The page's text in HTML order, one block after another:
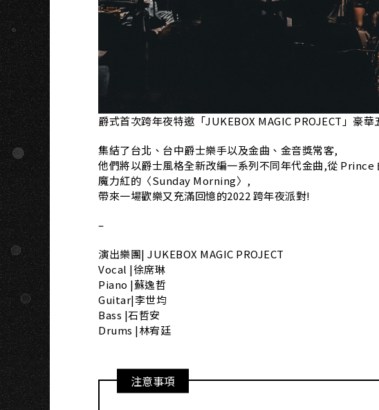
爵式首次跨年夜特邀「JUKEBOX MAGIC PROJECT」豪華
集結了台北、台中爵士樂手以及金曲、金音獎常客,
他們將以爵士風格全新改編一系列不同年代金曲,從
魔力紅的〈Sunday Morning〉,
帶來一場歡樂又充滿回憶的2022 跨年夜派對!
–
演出樂團| JUKEBOX MAGIC PROJECT
Vocal |徐席琳
Piano |蘇逸哲
Guitar|李世均
Bass |石哲安
Drums |林宥廷
注意事項